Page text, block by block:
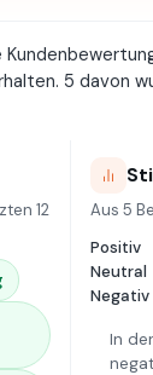
5 davon
12
Aus 5
Positiv
Neutral
Negativ
In